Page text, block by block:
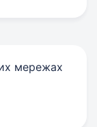
мережах